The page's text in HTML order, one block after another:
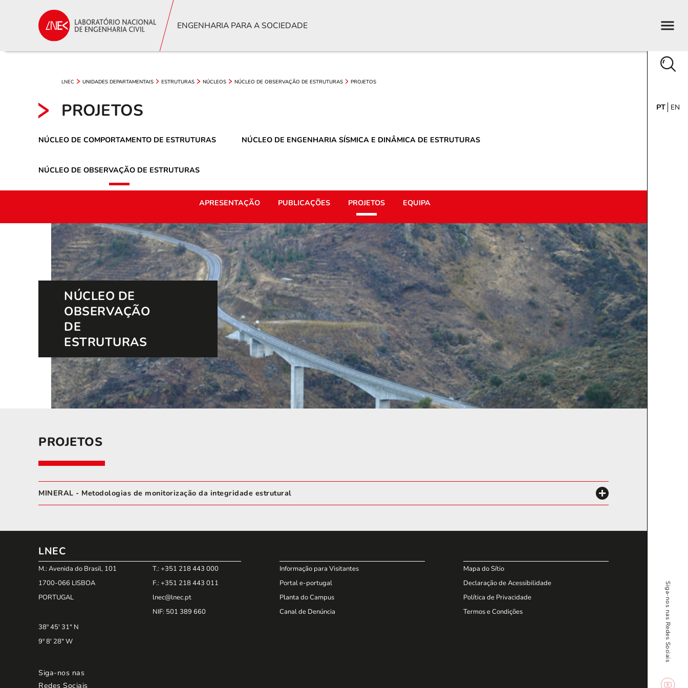
ENGENHARIA PARA A SOCIEDADE
PT EN
Siga-nos nas Redes Sociais
LNEC UNIDADES DEPARTAMENTAIS ESTRUTURAS NÚCLEOS NÚCLEO DE OBSERVAÇÃO DE ESTRUTURAS PROJETOS
PROJETOS
NÚCLEO DE COMPORTAMENTO DE ESTRUTURAS NÚCLEO DE ENGENHARIA SÍSMICA E DINÂMICA DE ESTRUTURAS
NÚCLEO DE OBSERVAÇÃO DE ESTRUTURAS
APRESENTAÇÃO PUBLICAÇÕES PROJETOS EQUIPA
NÚCLEO DE
OBSERVAÇÃO
DE
ESTRUTURAS
PROJETOS
MINERAL - Metodologias de monitorização da integridade estrutural
LNEC
M.: Avenida do Brasil, 101
1700-066 LISBOA
PORTUGAL
38º 45' 31" N
9º 8' 28" W
T.: +351 218 443 000
F.: +351 218 443 011
lnec@lnec.pt
NIF: 501 389 660
Informação para Visitantes
Portal e-portugal
Planta do Campus
Canal de Denúncia
Mapa do Sítio
Declaração de Acessibilidade
Política de Privacidade
Termos e Condições
Siga-nos nas
Redes Sociais